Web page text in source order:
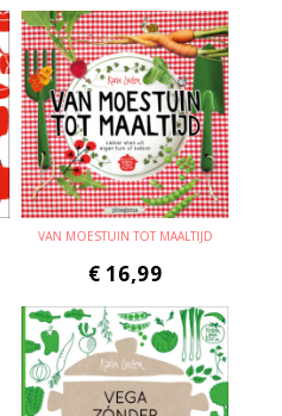
VAN MOESTUIN TOT MAALTIJD
€ 16,99